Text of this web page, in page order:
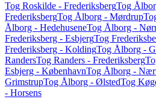
Tog Roskilde - FrederiksbergTog
FrederiksbergTog Ålborg - Mørdrup
Ålborg - HedehuseneTog Ålborg -
Frederiksberg - EsbjergTog
Frederiksberg - KoldingTog Ålborg -
RandersTog Randers - Frederiksberg
Esbjerg - KøbenhavnTog Ålborg -
GrimstrupTog Ålborg - ØlstedTog
- Horsens